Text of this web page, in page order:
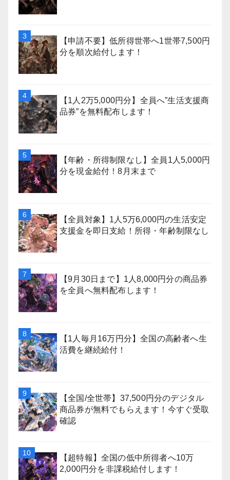
【申請不要】低所得世帯へ1世帯7,500円
分を順次給付します！
【1人2万5,000円分】全員へ”生活支援商
品券”を無料配布します！
【年齢・所得制限なし】全員1人5,000円
分を現金給付！8月末まで
【全員対象】1人5万6,000円の生活安定
支援金を即日支給！所得・年齢制限なし
【9月30日まで】1人8,000円分の商品券
を全員へ無料配布します！
【1人毎月16万円分】全国の高齢者へ生
活費を継続給付！
【全国/全世帯】37,500円分のデジタル
商品券が無料でもらえます！今すぐ受取
確認
【超特報】全国の低中所得者へ10万
2,000円分を非課税給付します！